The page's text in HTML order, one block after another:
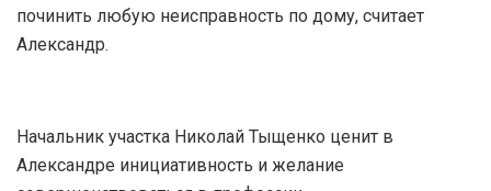
починить любую неисправность по дому, считает
Александр.
Начальник участка Николай Тыщенко ценит в
Александре инициативность и желание